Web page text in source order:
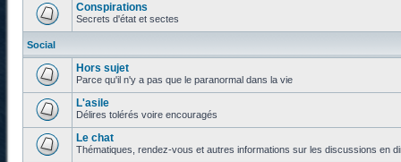
Conspirations
Secrets d'état et sectes
Social
Hors sujet
Parce qu'il n'y a pas que le paranormal dans la vie
L'asile
Délires tolérés voire encouragés
Le chat
Thématiques, rendez-vous et autres informations sur les discussions en